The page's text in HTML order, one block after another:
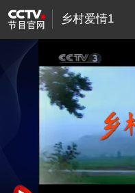
乡村爱情1